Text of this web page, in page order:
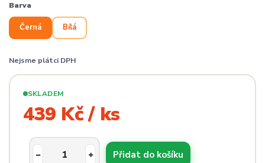
Barva
Černá Bílá
Nejsme plátci DPH
SKLADEM
439 Kč / ks
Přidat do košíku